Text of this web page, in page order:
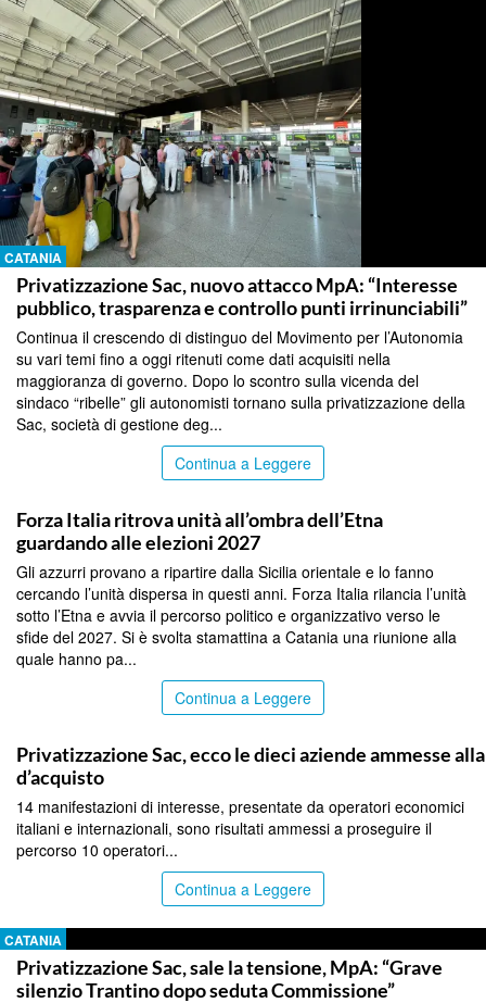
CATANIA
Privatizzazione Sac, nuovo attacco MpA: “Interesse
pubblico, trasparenza e controllo punti irrinunciabili”
Continua il crescendo di distinguo del Movimento per l’Autonomia
su vari temi fino a oggi ritenuti come dati acquisiti nella
maggioranza di governo. Dopo lo scontro sulla vicenda del
sindaco “ribelle” gli autonomisti tornano sulla privatizzazione della
Sac, società di gestione deg...
Continua a Leggere
Forza Italia ritrova unità all’ombra dell’Etna
guardando alle elezioni 2027
Gli azzurri provano a ripartire dalla Sicilia orientale e lo fanno
cercando l’unità dispersa in questi anni. Forza Italia rilancia l’unità
sotto l’Etna e avvia il percorso politico e organizzativo verso le
sfide del 2027. Si è svolta stamattina a Catania una riunione alla
quale hanno pa...
Continua a Leggere
Privatizzazione Sac, ecco le dieci aziende ammesse
d’acquisto
14 manifestazioni di interesse, presentate da operatori economici
italiani e internazionali, sono risultati ammessi a proseguire il
percorso 10 operatori...
Continua a Leggere
CATANIA
Privatizzazione Sac, sale la tensione, MpA: “Grave
silenzio Trantino dopo seduta Commissione”